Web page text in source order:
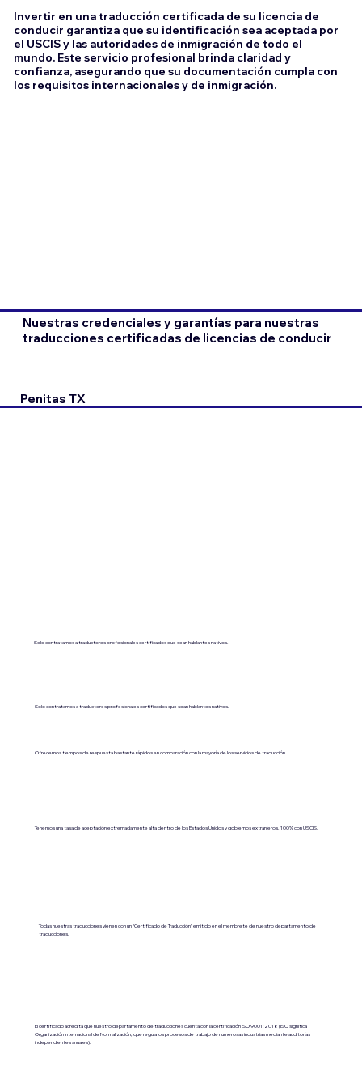
Solo contratamos a traductores profesionales certificados que sean hablantes nativos.
Solo contratamos a traductores profesionales certificados que sean hablantes nativos.
Ofrecemos tiempos de respuesta bastante rápidos en comparación con la mayoría de los servicios de traducción.
Tenemos una tasa de aceptación extremadamente alta dentro de los Estados Unidos y gobiernos extranjeros. 100% con USCIS.
Todas nuestras traducciones vienen con un “Certificado de Traducción” emitido en el membrete de nuestro departamento de
traducciones.
El certificado acredita que nuestro departamento de traducciones cuenta con la certificación ISO 9001:2018 (ISO significa
Organización Internacional de Normalización, que regula los procesos de trabajo de numerosas industrias mediante auditorías
independientes anuales).
Invertir en una traducción certificada de su licencia de
conducir garantiza que su identificación sea aceptada por
el USCIS y las autoridades de inmigración de todo el
mundo. Este servicio profesional brinda claridad y
confianza, asegurando que su documentación cumpla con
los requisitos internacionales y de inmigración.
Nuestras credenciales y garantías para nuestras
traducciones certificadas de licencias de conducir
Penitas TX